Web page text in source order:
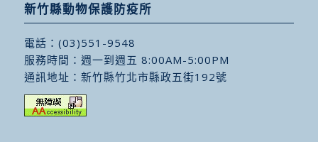
新竹縣動物保護防疫所
電話： (03)551-9548
服務時間：週一到週五 8:00AM-5:00PM
通訊地址： 新竹縣竹北市縣政五街192號